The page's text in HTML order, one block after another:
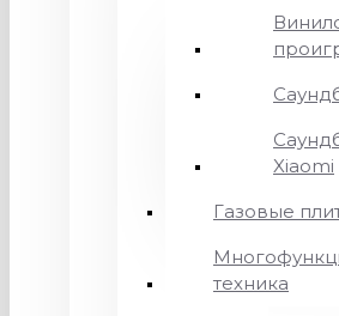
Xiaomi
Газовые
техника